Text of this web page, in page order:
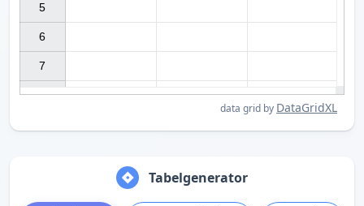
data grid by DataGridXL
5
6
7
Tabelgenerator